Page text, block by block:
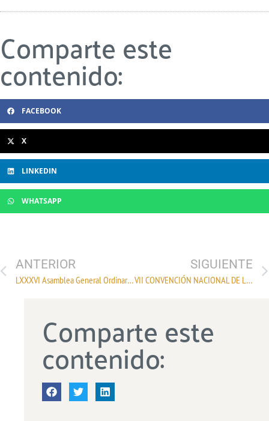
Comparte este
contenido:
FACEBOOK
X
LINKEDIN
WHATSAPP
ANTERIOR
LXXXVI Asamblea General Ordinaria De La Cámara Nacional De La Industria Textil
SIGUIENTE
VII CONVENCIÓN NACIONAL DE LA CADENA FIBRA – TEXTIL – VESTIDO – CALZADO
Comparte este
contenido: